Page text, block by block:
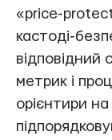
відповідний
метрик і
орієнтири